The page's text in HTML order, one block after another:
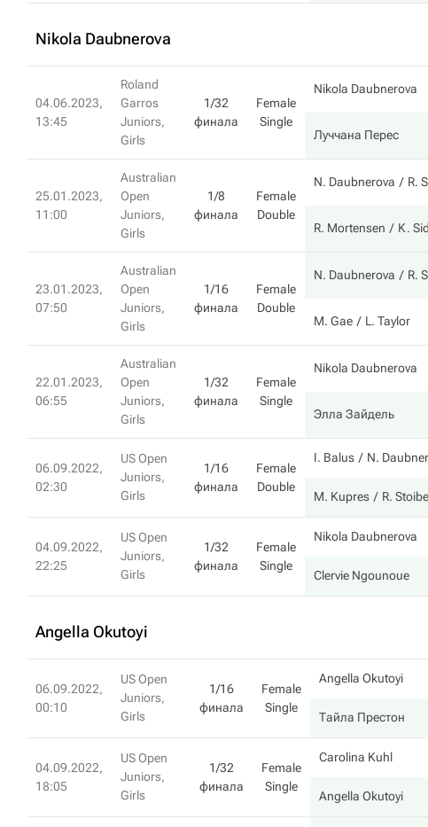
Nikola Daubnerova
04.06.2023,
13:45
Roland
Garros
Juniors,
Girls
1/32
финала
Female
Single
Nikola Daubnerova
Луччана Перес
25.01.2023,
11:00
Australian
Open
Juniors,
Girls
1/8
финала
Female
Double
N. Daubnerova R.
R. Mortensen K.
23.01.2023,
07:50
Australian
Open
Juniors,
Girls
1/16
финала
Female
Double
N. Daubnerova R.
M. Gae L. Taylor
22.01.2023,
06:55
Australian
Open
Juniors,
Girls
1/32
финала
Female
Single
Nikola Daubnerova
Элла Зайдель
06.09.2022,
02:30
US Open
Juniors,
Girls
1/16
финала
Female
Double
I. Balus N.
M. Kupres R.
04.09.2022,
22:25
US Open
Juniors,
Girls
1/32
финала
Female
Single
Nikola Daubnerova
Clervie Ngounoue
Angella Okutoyi
06.09.2022,
00:10
US Open
Juniors,
Girls
1/16
финала
Female
Single
Angella Okutoyi
Тайла Престон
04.09.2022,
18:05
US Open
Juniors,
Girls
1/32
финала
Female
Single
Carolina Kuhl
Angella Okutoyi